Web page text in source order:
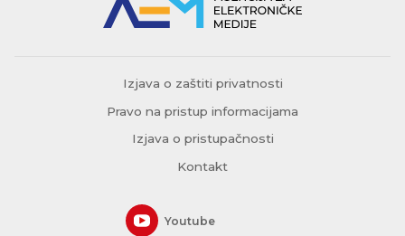
Izjava o zaštiti privatnosti
Pravo na pristup informacijama
Izjava o pristupačnosti
Kontakt
Youtube